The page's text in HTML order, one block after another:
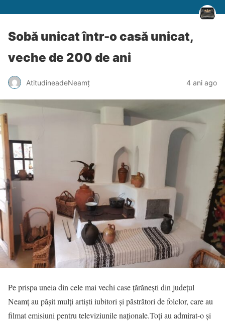
Sobă unicat într-o casă unicat,
veche de 200 de ani
AtitudineadeNeamț 4 ani ago
Pe prispa uneia din cele mai vechi case țărănești din județul
Neamț au pășit mulți artiști iubitori și păstrători de folclor, care au
filmat emisiuni pentru televiziunile naționale.Toți au admirat-o și